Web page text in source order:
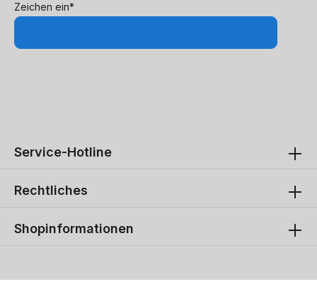
Zeichen ein*
Service-Hotline
Rechtliches
Shopinformationen